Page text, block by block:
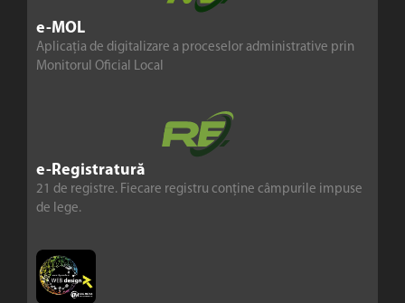
e-MOL
Aplicația de digitalizare a proceselor administrative prin
Monitorul Oficial Local
e-Registratură
21 de registre. Fiecare registru conține câmpurile impuse
de lege.